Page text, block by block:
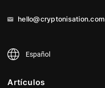
hello@cryptonisation.com
Español
Artículos